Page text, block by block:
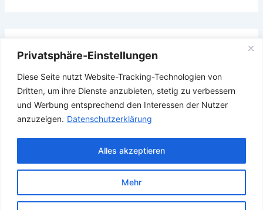
Privatsphäre-Einstellungen
Diese Seite nutzt Website-Tracking-Technologien von
Dritten, um ihre Dienste anzubieten, stetig zu verbessern
und Werbung entsprechend den Interessen der Nutzer
anzuzeigen. Datenschutzerklärung
Mehr
Alles akzeptieren
Das Gesuchte konnte leider nicht gefunden werden.
Vielleicht hilft die Suchfunktion.
Suchen
nach:
Copyright © 2026 Verband Deutscher Ubootfahrer e.V.